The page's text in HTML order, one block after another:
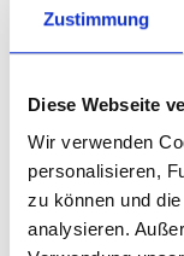
Zustimmung
Diese Webseite
Wir verwenden
personalisieren,
zu können und
analysieren.